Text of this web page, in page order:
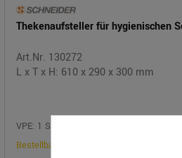
Thekenaufsteller für hygienischen
Art.Nr. 130272
L x T x H: 610 x 290 x 300 mm
VPE: 1 Stück
Bestellbar